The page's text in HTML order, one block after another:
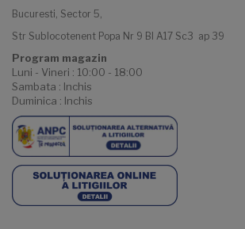
Bucuresti, Sector 5,
Str Sublocotenent Popa Nr 9 Bl A17 Sc3 ap 39
Program magazin
Luni - Vineri : 10:00 - 18:00
Sambata : Inchis
Duminica : Inchis